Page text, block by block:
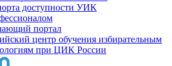
доступности УИК
портал
центр обучения избирательным
при ЦИК России